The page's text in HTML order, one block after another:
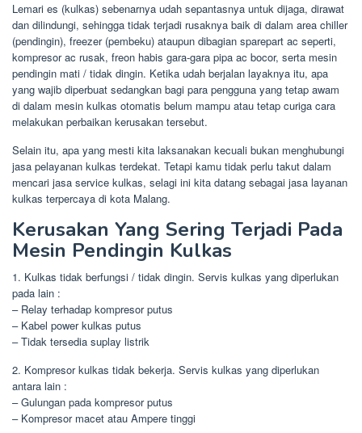
Lemari es (kulkas) sebenarnya udah sepantasnya untuk dijaga, dirawat
dan dilindungi, sehingga tidak terjadi rusaknya baik di dalam area chiller
(pendingin), freezer (pembeku) ataupun dibagian sparepart ac seperti,
kompresor ac rusak, freon habis gara-gara pipa ac bocor, serta mesin
pendingin mati / tidak dingin. Ketika udah berjalan layaknya itu, apa
yang wajib diperbuat sedangkan bagi para pengguna yang tetap awam
di dalam mesin kulkas otomatis belum mampu atau tetap curiga cara
melakukan perbaikan kerusakan tersebut.
Selain itu, apa yang mesti kita laksanakan kecuali bukan menghubungi
jasa pelayanan kulkas terdekat. Tetapi kamu tidak perlu takut dalam
mencari jasa service kulkas, selagi ini kita datang sebagai jasa layanan
kulkas terpercaya di kota Malang.
Kerusakan Yang Sering Terjadi Pada
Mesin Pendingin Kulkas
1. Kulkas tidak berfungsi / tidak dingin. Servis kulkas yang diperlukan
pada lain :
– Relay terhadap kompresor putus
– Kabel power kulkas putus
– Tidak tersedia suplay listrik
2. Kompresor kulkas tidak bekerja. Servis kulkas yang diperlukan
antara lain :
– Gulungan pada kompresor putus
– Kompresor macet atau Ampere tinggi